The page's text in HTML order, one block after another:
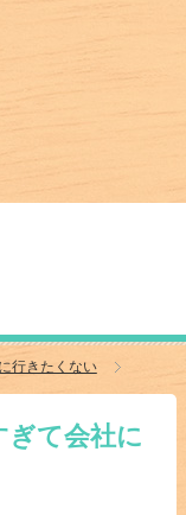
行きたくない
ぎて会社に